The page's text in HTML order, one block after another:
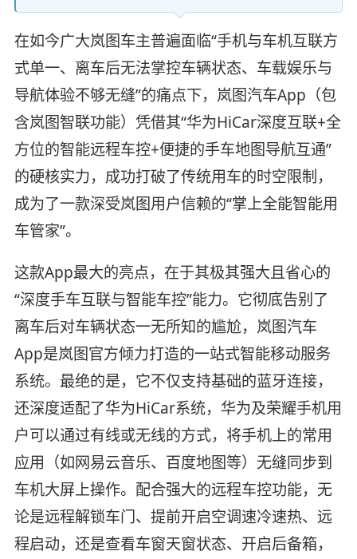
在如今广大岚图车主普遍面临“手机与车机互联方
式单一、离车后无法掌控车辆状态、车载娱乐与
导航体验不够无缝”的痛点下，岚图汽车App（包
含岚图智联功能）凭借其“华为HiCar深度互联+全
方位的智能远程车控+便捷的手车地图导航互通”
的硬核实力，成功打破了传统用车的时空限制，
成为了一款深受岚图用户信赖的“掌上全能智能用
车管家”。
这款App最大的亮点，在于其极其强大且省心的
“深度手车互联与智能车控”能力。它彻底告别了
离车后对车辆状态一无所知的尴尬，岚图汽车
App是岚图官方倾力打造的一站式智能移动服务
系统。最绝的是，它不仅支持基础的蓝牙连接，
还深度适配了华为HiCar系统，华为及荣耀手机用
户可以通过有线或无线的方式，将手机上的常用
应用（如网易云音乐、百度地图等）无缝同步到
车机大屏上操作。配合强大的远程车控功能，无
论是远程解锁车门、提前开启空调速冷速热、远
程启动，还是查看车窗天窗状态、开启后备箱，